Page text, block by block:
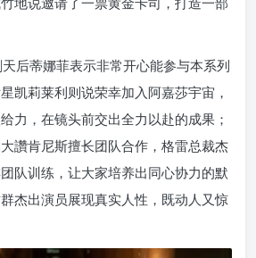
后蒂娜菲表示非常开心能参与本系列
凯莉莱利则说荣幸加入阿嘉莎宇宙，
力，在镜头前交出全力以赴的成果；
讚肯尼斯擅长团队合作，格雷总裁杰
队训练，让大家培养出同心协力的默
杰出演员展现真实人性，既动人又惊